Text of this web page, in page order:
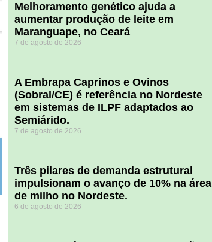
Melhoramento genético ajuda a
aumentar produção de leite em
Maranguape, no Ceará
7 de agosto de 2026
A Embrapa Caprinos e Ovinos
(Sobral/CE) é referência no Nordeste
em sistemas de ILPF adaptados ao
Semiárido.
7 de agosto de 2026
​Três pilares de demanda estrutural
impulsionam o avanço de 10% na área
de milho no Nordeste.
6 de agosto de 2026